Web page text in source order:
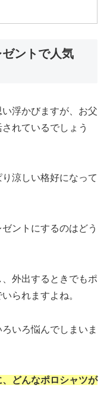
ントで人気
浮かびますが、お父
れているでしょう
涼しい格好になって
ントにするのはどう
外出するときでもポ
られますよね。
いろ悩んでしまいま
どんなポロシャツが